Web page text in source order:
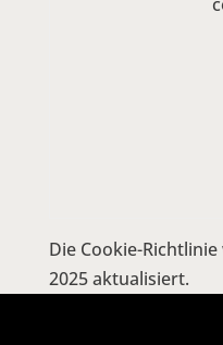
Die Cookie-
2025 aktualisiert.